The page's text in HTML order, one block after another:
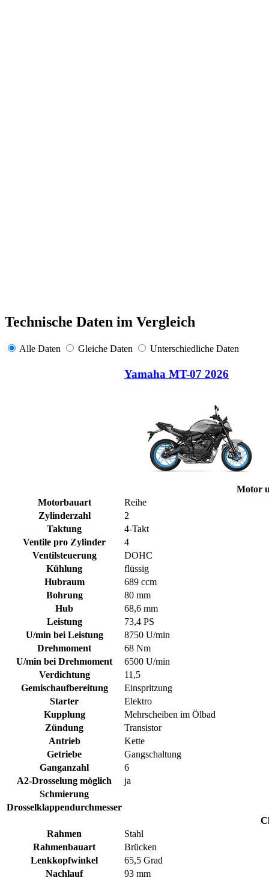
Technische Daten im Vergleich
Alle Daten Gleiche Daten Unterschiedliche Daten
Yamaha MT-07 2026
Motor
Motorbauart
Reihe
Zylinderzahl
2
Taktung
4-Takt
Ventile pro Zylinder
4
Ventilsteuerung
DOHC
Kühlung
flüssig
Hubraum
689 ccm
Bohrung
80 mm
Hub
68,6 mm
Leistung
73,4 PS
U/min bei Leistung
8750 U/min
Drehmoment
68 Nm
U/min bei Drehmoment
6500 U/min
Verdichtung
11,5
Gemischaufbereitung
Einspritzung
Starter
Elektro
Kupplung
Mehrscheiben im Ölbad
Zündung
Transistor
Antrieb
Kette
Getriebe
Gangschaltung
Ganganzahl
6
A2-Drosselung möglich
ja
Schmierung
Drosselklappendurchmesser
Rahmen
Stahl
Rahmenbauart
Brücken
Lenkkopfwinkel
65,5 Grad
Nachlauf
93 mm